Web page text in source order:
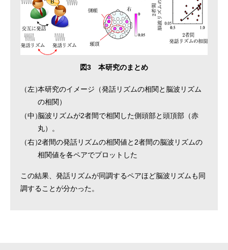
図3 本研究のまとめ
（左）本研究のイメージ（発話リズムの相関と脳波リズム
の相関）
（中）脳波リズムが2者間で相関した側頭部と頭頂部（赤
丸）。
（右）2者間の発話リズムの相関値と2者間の脳波リズムの
相関値を各ペアでプロットした
この結果、発話リズムが同調するペアほど脳波リズムも同
調することが分かった。